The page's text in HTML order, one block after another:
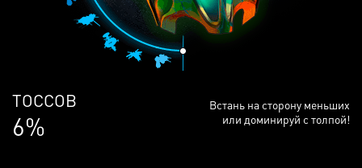
ЛЮДЕЙ
68%
Встань на сторону меньших
или доминируй с толпой!